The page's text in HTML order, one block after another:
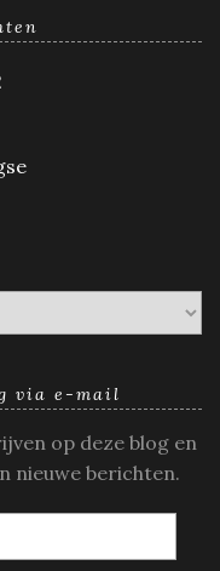
via e-mail
op deze blog en
nieuwe berichten.